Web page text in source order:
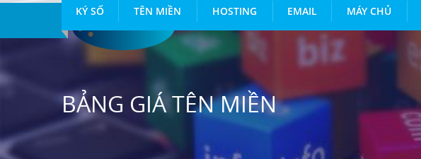
KÝ SỐ TÊN MIỀN HOSTING EMAIL MÁY CHỦ
BẢNG GIÁ TÊN MIỀN